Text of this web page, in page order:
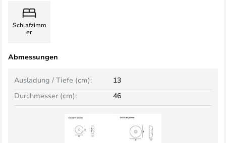
Schlafzimm
er
Abmessungen
Ausladung / Tiefe (cm):
13
Durchmesser (cm):
46